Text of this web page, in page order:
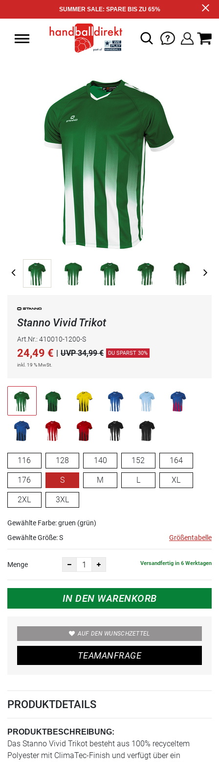
SUMMER SALE: SPARE BIS ZU 65%
Stanno Vivid Trikot
Art.Nr.: 410010-1200-S
24,49 € | UVP 34,99 € DU SPARST 30%
inkl. 19 % MwSt.
116 128 140 152 164
176 S M L XL
2XL 3XL
Gewählte Farbe: gruen (grün)
Gewählte Größe:S Größentabelle
Menge Versandfertig in 6 Werktagen
IN DEN WARENKORB
AUF DEN WUNSCHZETTEL
TEAMANFRAGE
PRODUKTDETAILS
PRODUKTBESCHREIBUNG:
Das Stanno Vivid Trikot besteht aus 100% recyceltem
Polyester mit ClimaTec-Finish und verfügt über ein